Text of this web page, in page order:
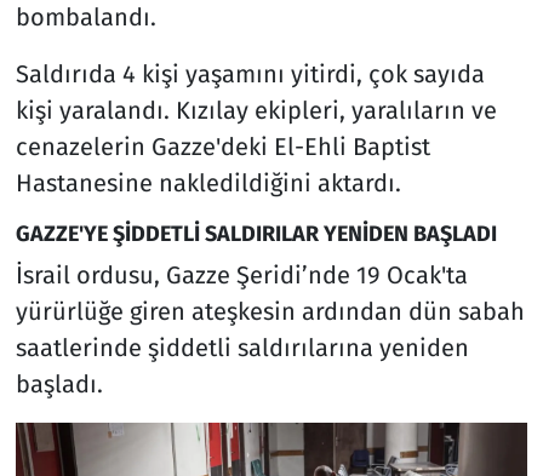
bombalandı.
Saldırıda 4 kişi yaşamını yitirdi, çok sayıda
kişi yaralandı. Kızılay ekipleri, yaralıların ve
cenazelerin Gazze'deki El-Ehli Baptist
Hastanesine nakledildiğini aktardı.
GAZZE'YE ŞİDDETLİ SALDIRILAR YENİDEN BAŞLADI
İsrail ordusu, Gazze Şeridi’nde 19 Ocak'ta
yürürlüğe giren ateşkesin ardından dün sabah
saatlerinde şiddetli saldırılarına yeniden
başladı.